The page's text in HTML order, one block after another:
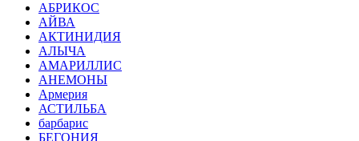
АБРИКОС
АЙВА
АКТИНИДИЯ
АЛЫЧА
АМАРИЛЛИС
АНЕМОНЫ
Армерия
АСТИЛЬБА
барбарис
БЕГОНИЯ